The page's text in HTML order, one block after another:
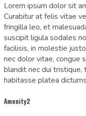
Lorem ipsum dolor sit
Curabitur at felis vitae
fringilla leo, et
suscipit ligula sodales
facilisis, in molestie
nec dolor vitae, congue
blandit nec dui tristique,
habitasse platea
Amenity2